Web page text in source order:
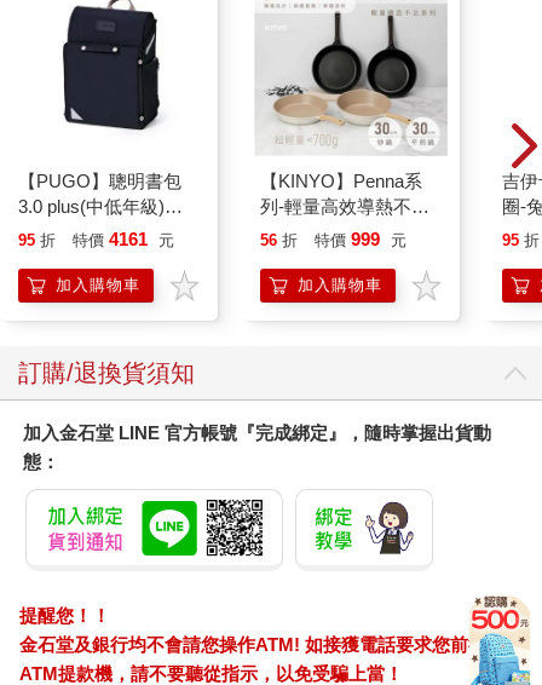
【PUGO】聰明書包
3.0 plus(中低年級)酷
黑 全新進化玩美上市
95 折 特價 4161 元
加入購物車
【KINYO】Penna系
列-輕量高效導熱不沾
平煎鍋30cm
56 折 特價 999 元
加入購物車
吉伊卡哇
圈-
95 折
訂購/退換貨須知
加入金石堂 LINE 官方帳號『完成綁定』，隨時掌握出貨動
態：
提醒您！！
金石堂及銀行均不會請您操作ATM! 如接獲電話要求您前往
ATM提款機，請不要聽從指示，以免受騙上當！